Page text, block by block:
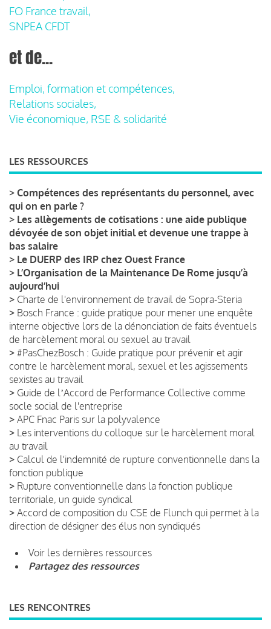
FO France travail,
SNPEA CFDT
et de...
Emploi, formation et compétences,
Relations sociales,
Vie économique, RSE & solidarité
LES RESSOURCES
> Compétences des représentants du personnel, avec
qui on en parle ?
> Les allègements de cotisations : une aide publique
dévoyée de son objet initial et devenue une trappe à
bas salaire
> Le DUERP des IRP chez Ouest France
> L’Organisation de la Maintenance De Rome jusqu’à
aujourd’hui
> Charte de l'environnement de travail de Sopra-Steria
> Bosch France : guide pratique pour mener une enquête
interne objective lors de la dénonciation de faits éventuels
de harcèlement moral ou sexuel au travail
> #PasChezBosch : Guide pratique pour prévenir et agir
contre le harcèlement moral, sexuel et les agissements
sexistes au travail
> Guide de lʼAccord de Performance Collective comme
socle social de l'entreprise
> APC Fnac Paris sur la polyvalence
> Les interventions du colloque sur le harcèlement moral
au travail
> Calcul de l'indemnité de rupture conventionnelle dans la
fonction publique
> Rupture conventionnelle dans la fonction publique
territoriale, un guide syndical
> Accord de composition du CSE de Flunch qui permet à la
direction de désigner des élus non syndiqués
Voir les dernières ressources
Partagez des ressources
LES RENCONTRES